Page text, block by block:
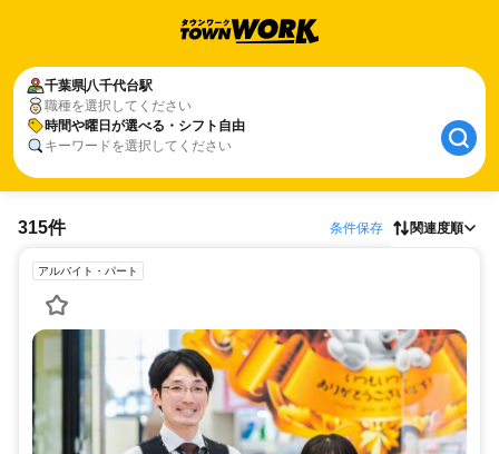
千葉県八千代台駅
職種を選択してください
時間や曜日が選べる・シフト自由
キーワードを選択してください
315件 条件保存 関連度順
アルバイト・パート